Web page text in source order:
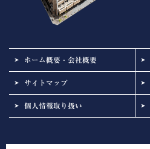
ホーム概要・会社概要
サイトマップ
個人情報取り扱い